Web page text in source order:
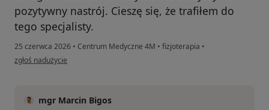
pozytywny nastrój. Cieszę się, że trafiłem do
tego specjalisty.
25 czerwca 2026 • Centrum Medyczne 4M • fizjoterapia •
w opinii użytkownika Kazik
zgłoś nadużycie
mgr Marcin Bigos